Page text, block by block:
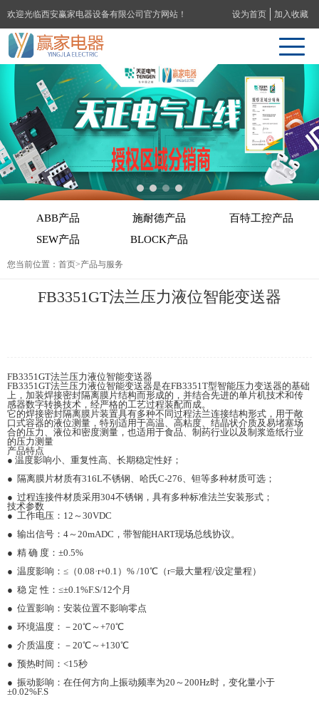
欢迎光临西安赢家电器设备有限公司官方网站！ 设为首页 加入收藏
ABB产品 施耐德产品
百特工控产品
SEW产品
BLOCK产品
您当前位置： 首页>产品与服务
FB3351GT法兰压力液位智能变送器
FB3351GT法兰压力液位智能变送器
FB3351GT法兰压力液位智能变送器是在FB3351T型智能压力变送器的基础
上，加装焊接密封隔离膜片结构而形成的，并结合先进的单片机技术和传
感器数字转换技术，经严格的工艺过程装配而成。
它的焊接密封隔离膜片装置具有多种不同过程法兰连接结构形式，用于敞
口式容器的液位测量，特别适用于高温、高粘度、结晶状介质及易堵塞场
合的压力、液位和密度测量，也适用于食品、制药行业以及制浆造纸行业
的压力测量
产品特点
● 温度影响小、重复性高、长期稳定性好；
● 隔离膜片材质有316L不锈钢、哈氏C-276、钽等多种材质可选；
● 过程连接件材质采用304不锈钢，具有多种标准法兰安装形式；
技术参数
● 工作电压：12～30VDC
● 输出信号：4～20mADC，带智能HART现场总线协议。
● 精 确 度：±0.5%
● 温度影响：≤（0.08·r+0.1）% /10℃（r=最大量程/设定量程）
● 稳 定 性：≤±0.1%F.S/12个月
● 位置影响：安装位置不影响零点
● 环境温度：－20℃～+70℃
● 介质温度：－20℃～+130℃
● 预热时间：<15秒
● 振动影响：在任何方向上振动频率为20～200Hz时，变化量小于
±0.02%F.S